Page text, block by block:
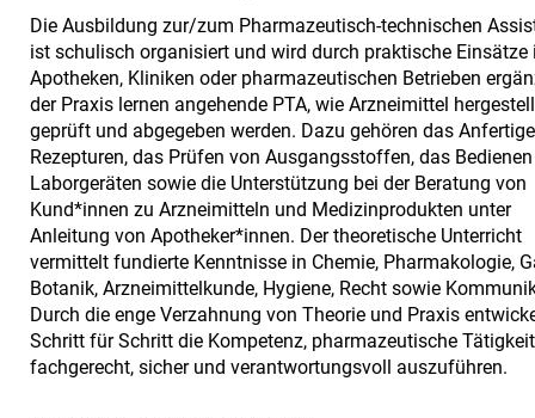
Die Ausbildung zur/zum Pharmazeutisch-technischen
ist schulisch organisiert und wird durch praktische Einsätze
Apotheken, Kliniken oder pharmazeutischen Betrieben
der Praxis lernen angehende PTA, wie Arzneimittel
geprüft und abgegeben werden. Dazu gehören das
Rezepturen, das Prüfen von Ausgangsstoffen, das
Laborgeräten sowie die Unterstützung bei der Beratung von
Kund*innen zu Arzneimitteln und Medizinprodukten unter
Anleitung von Apotheker*innen. Der theoretische Unterricht
vermittelt fundierte Kenntnisse in Chemie, Pharmakologie,
Botanik, Arzneimittelkunde, Hygiene, Recht sowie
Durch die enge Verzahnung von Theorie und Praxis
Schritt für Schritt die Kompetenz, pharmazeutische
fachgerecht, sicher und verantwortungsvoll auszuführen.